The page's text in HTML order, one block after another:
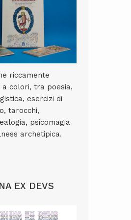
riccamente
colori, tra poesia,
esercizi di
tarocchi,
psicomagia
archetipica.
EX DEVS